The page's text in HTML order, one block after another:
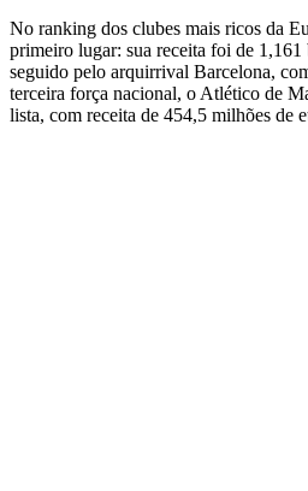
No ranking dos clubes mais ricos da
primeiro lugar: sua receita foi de 1,161
seguido pelo arquirrival Barcelona,
terceira força nacional, o Atlético de
lista, com receita de 454,5 milhões de